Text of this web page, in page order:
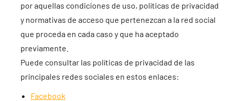
por aquellas condiciones de uso, políticas de privacidad
y normativas de acceso que pertenezcan a la red social
que proceda en cada caso y que ha aceptado
previamente.
Puede consultar las políticas de privacidad de las
principales redes sociales en estos enlaces:
Facebook